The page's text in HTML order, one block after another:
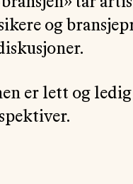
og
er lett og